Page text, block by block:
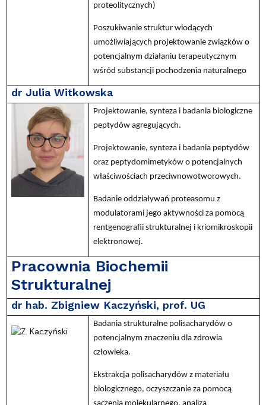
proteolitycznych)
Poszukiwanie struktur wiodących
umożliwiających projektowanie związków o
potencjalnym działaniu terapeutycznym
wśród substancji pochodzenia naturalnego
dr Julia Witkowska
Projektowanie, synteza i badania biologiczne
peptydów agregujących.
Projektowanie, synteza i badania peptydów
oraz peptydomimetyków o potencjalnych
właściwościach przeciwnowotworowych.
Badanie oddziaływań proteasomu z
modulatorami jego aktywności za pomocą
rentgenografii strukturalnej i kriomikroskopii
elektronowej.
Pracownia Biochemii
Strukturalnej
dr hab. Zbigniew Kaczyński, prof. UG
Badania strukturalne polisacharydów o
potencjalnym znaczeniu dla zdrowia
człowieka.
Ekstrakcja polisacharydów z materiału
biologicznego, oczyszczanie za pomocą
sączenia molekularnego, analiza